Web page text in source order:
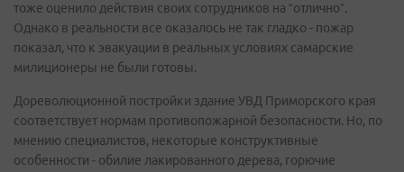
тоже оценило действия своих сотрудников на “отлично”.
Однако в реальности все оказалось не так гладко - пожар
показал, что к эвакуации в реальных условиях самарские
милиционеры не были готовы.
Дореволюционной постройки здание УВД Приморского края
соответствует нормам противопожарной безопасности. Но, по
мнению специалистов, некоторые конструктивные
особенности - обилие лакированного дерева, горючие